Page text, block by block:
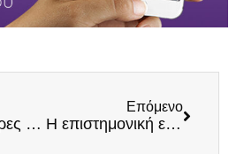
Οι Εθνοπατέρες και η Εθνική Μνήμη
Επόμενο
Η επιστημονική ενημέρωση παραμένει στο μηδέν, ενώ η μισή χώρα μπαίνει ξανά σε lockdown